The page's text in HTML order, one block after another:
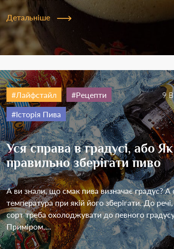
Детальніше
Лайфстайл Рецепти
Історія Пива
9
Уся справа в градусі, або Як
правильно зберігати пиво
А ви знали, що смак пива визначає градус? А
температура при якій його зберігати. До
сорт треба охолоджувати до певного
Приміром,...